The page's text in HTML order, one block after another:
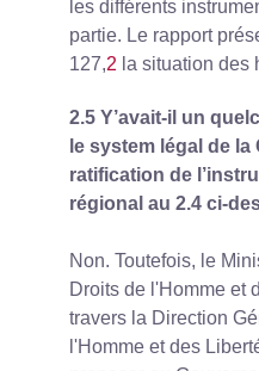
les différents
partie. Le rapport
127,2 la situation des
2.5 Y’avait-il un
le system légal de
ratification de
régional au 2.4 ci-
Non. Toutefois, le
Droits de l'Homme et
travers la Direction
l'Homme et des